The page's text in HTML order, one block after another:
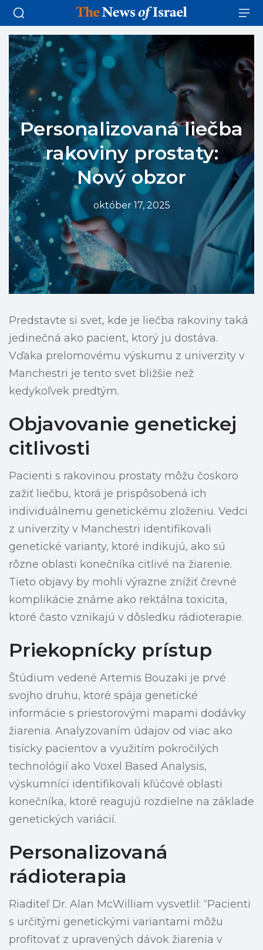
Personalizovaná liečba
rakoviny prostaty:
Nový obzor
október 17, 2025
Predstavte si svet, kde je liečba rakoviny taká
jedinečná ako pacient, ktorý ju dostáva.
Vďaka prelomovému výskumu z univerzity v
Manchestri je tento svet bližšie než
kedykoľvek predtým.
Objavovanie genetickej
citlivosti
Pacienti s rakovinou prostaty môžu čoskoro
zažiť liečbu, ktorá je prispôsobená ich
individuálnemu genetickému zloženiu. Vedci
z univerzity v Manchestri identifikovali
genetické varianty, ktoré indikujú, ako sú
rôzne oblasti konečníka citlivé na žiarenie.
Tieto objavy by mohli výrazne znížiť črevné
komplikácie známe ako rektálna toxicita,
ktoré často vznikajú v dôsledku rádioterapie.
Priekopnícky prístup
Štúdium vedené Artemis Bouzaki je prvé
svojho druhu, ktoré spája genetické
informácie s priestorovými mapami dodávky
žiarenia. Analyzovaním údajov od viac ako
tisícky pacientov a využitím pokročilých
technológií ako Voxel Based Analysis,
výskumníci identifikovali kľúčové oblasti
konečníka, ktoré reagujú rozdielne na základe
genetických variácií.
Personalizovaná
rádioterapia
Riaditeľ Dr. Alan McWilliam vysvetlil: “Pacienti
s určitými genetickými variantami môžu
profitovať z upravených dávok žiarenia v